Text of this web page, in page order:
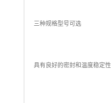
三种规格型号可选
具有良好的密封和温度稳定性